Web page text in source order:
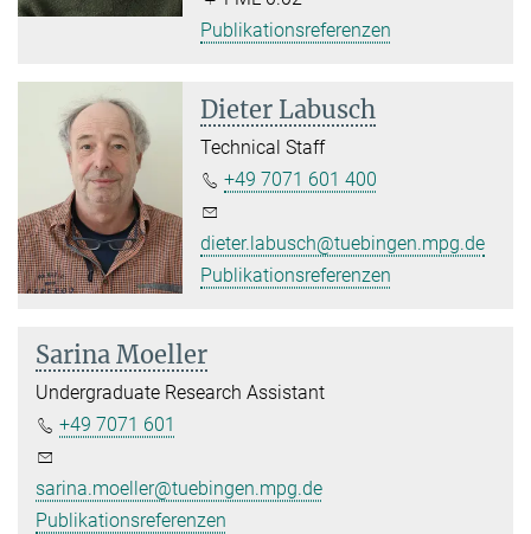
Publikationsreferenzen
Dieter Labusch
Technical Staff
+49 7071 601 400
dieter.labusch@tuebingen.mpg.de
Publikationsreferenzen
Sarina Moeller
Undergraduate Research Assistant
+49 7071 601
sarina.moeller@tuebingen.mpg.de
Publikationsreferenzen